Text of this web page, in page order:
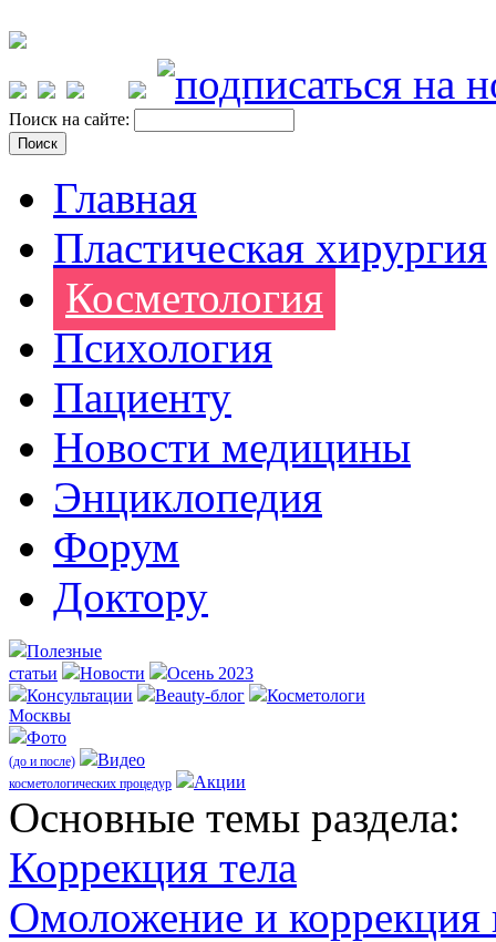
Поиск на сайте:
Главная
Пластическая хирургия
Косметология
Психология
Пациенту
Новости медицины
Энциклопедия
Форум
Доктору
Полезные
статьи
Новости
Осень 2023
Консультации
Beauty-блог
Косметологи
Москвы
Фото
(до и после) Видео
косметологических процедур Акции
Оcновные темы раздела:
Коррекция тела
Омоложение и коррекция